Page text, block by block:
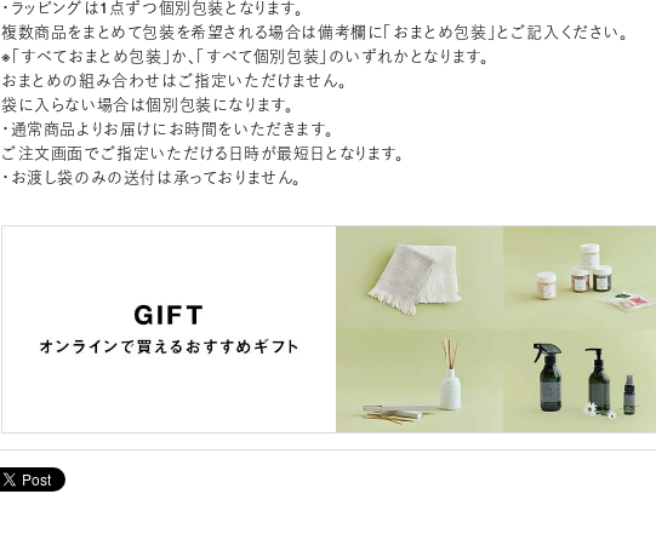
・ラッピングは1点ずつ個別包装となります。
複数商品をまとめて包装を希望される場合は備考欄に「おまとめ包装」とご記入ください。
※「すべておまとめ包装」か、「すべて個別包装」のいずれかとなります。
おまとめの組み合わせはご指定いただけません。
袋に入らない場合は個別包装になります。
・通常商品よりお届けにお時間をいただきます。
ご注文画面でご指定いただける日時が最短日となります。
・お渡し袋のみの送付は承っておりません。